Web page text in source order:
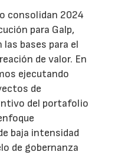
consolidan 2024
para Galp,
bases para el
de valor. En
ejecutando
de
del portafolio
baja intensidad
de gobernanza